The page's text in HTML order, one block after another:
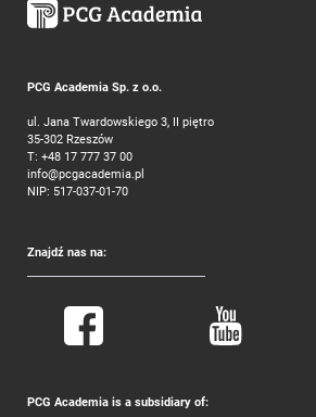
PCG Academia Sp. z o.o.
ul. Jana Twardowskiego 3, II piętro
35-302 Rzeszów
T: +48 17 777 37 00
info@pcgacademia.pl
NIP: 517-037-01-70
Znajdź nas na:
PCG Academia is a subsidiary of: